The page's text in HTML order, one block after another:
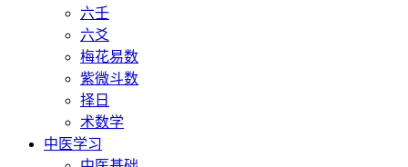
六壬
六爻
梅花易数
紫微斗数
择日
术数学
中医学习